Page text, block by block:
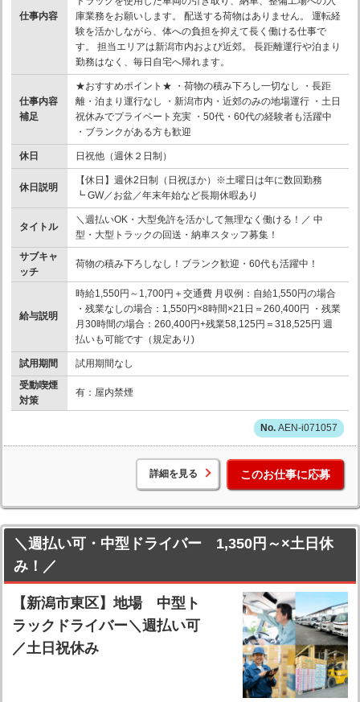
仕事内容
庫業務をお願いします。 配送する荷物はありません。 運転経
験を活かしながら、体への負担を抑えて長く働ける仕事で
す。 担当エリアは新潟市内および近郊。 長距離運行や泊まり
勤務はなく、毎日自宅へ帰れます。
仕事内容
補足
★おすすめポイント★ ・荷物の積み下ろし一切なし ・長距
離・泊まり運行なし ・新潟市内・近郊のみの地場運行 ・土日
祝休みでプライベート充実 ・50代・60代の経験者も活躍中
・ブランクがある方も歓迎
休日 日祝他（週休２日制）
休日説明
【休日】週休2日制（日祝ほか）※土曜日は年に数回勤務
┗ GW／お盆／年末年始など長期休暇あり
タイトル
＼週払いOK・大型免許を活かして無理なく働ける！／ 中
型・大型トラックの回送・納車スタッフ募集！
サブキャ
ッチ
荷物の積み下ろしなし！ブランク歓迎・60代も活躍中！
給与説明
時給1,550円～1,700円＋交通費 月収例：自給1,550円の場合
・残業なしの場合：1,550円×8時間×21日＝260,400円 ・残業
月30時間の場合：260,400円+残業58,125円＝318,525円 週
払いも可能です（規定あり)
試用期間
試用期間なし
受動喫煙
対策
有：屋内禁煙
AEN-i071057
詳細を見る このお仕事に応募
＼週払い可・中型ドライバー 1,350円～×土日休
み！／
【新潟市東区】地場 中型ト
ラックドライバー＼週払い可
／土日祝休み